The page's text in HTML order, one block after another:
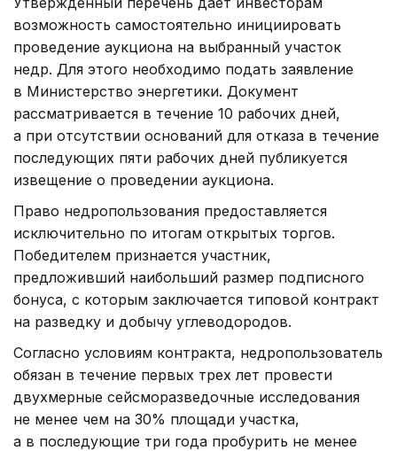
возможность самостоятельно инициировать
проведение аукциона на выбранный участок
недр. Для этого необходимо подать заявление
в Министерство энергетики. Документ
рассматривается в течение 10 рабочих дней,
а при отсутствии оснований для отказа в течение
последующих пяти рабочих дней публикуется
извещение о проведении аукциона.
Право недропользования предоставляется
исключительно по итогам открытых торгов.
Победителем признается участник,
предложивший наибольший размер подписного
бонуса, с которым заключается типовой контракт
на разведку и добычу углеводородов.
Согласно условиям контракта, недропользователь
обязан в течение первых трех лет провести
двухмерные сейсморазведочные исследования
не менее чем на 30% площади участка,
а в последующие три года пробурить не менее